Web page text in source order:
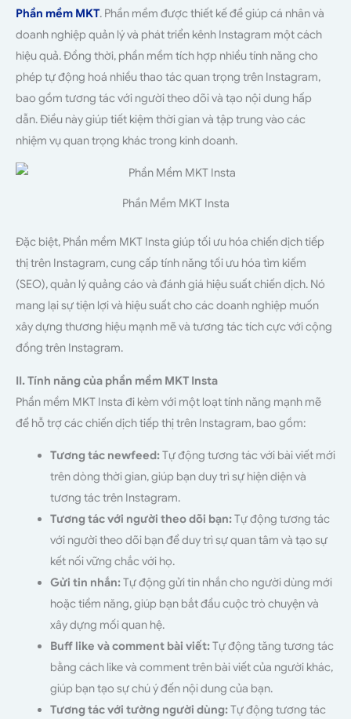
Phần mềm MKT. Phần mềm được thiết kế để giúp cá nhân và
doanh nghiệp quản lý và phát triển kênh Instagram một cách
hiệu quả. Đồng thời, phần mềm tích hợp nhiều tính năng cho
phép tự động hoá nhiều thao tác quan trọng trên Instagram,
bao gồm tương tác với người theo dõi và tạo nội dung hấp
dẫn. Điều này giúp tiết kiệm thời gian và tập trung vào các
nhiệm vụ quan trọng khác trong kinh doanh.
Phần Mềm MKT Insta
Đặc biệt, Phần mềm MKT Insta giúp tối ưu hóa chiến dịch tiếp
thị trên Instagram, cung cấp tính năng tối ưu hóa tìm kiếm
(SEO), quản lý quảng cáo và đánh giá hiệu suất chiến dịch. Nó
mang lại sự tiện lợi và hiệu suất cho các doanh nghiệp muốn
xây dựng thương hiệu mạnh mẽ và tương tác tích cực với cộng
đồng trên Instagram.
II. Tính năng của phần mềm MKT Insta
Phần mềm MKT Insta đi kèm với một loạt tính năng mạnh mẽ
để hỗ trợ các chiến dịch tiếp thị trên Instagram, bao gồm:
Tương tác newfeed:Tự động tương tác với bài viết mới
trên dòng thời gian, giúp bạn duy trì sự hiện diện và
tương tác trên Instagram.
Tương tác với người theo dõi bạn:Tự động tương tác
với người theo dõi bạn để duy trì sự quan tâm và tạo sự
kết nối vững chắc với họ.
Gửi tin nhắn:Tự động gửi tin nhắn cho người dùng mới
hoặc tiềm năng, giúp bạn bắt đầu cuộc trò chuyện và
xây dựng mối quan hệ.
Buff like và comment bài viết:Tự động tăng tương tác
bằng cách like và comment trên bài viết của người khác,
giúp bạn tạo sự chú ý đến nội dung của bạn.
Tương tác với tường người dùng:Tự động tương tác